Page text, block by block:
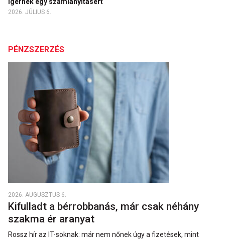
2026. JÚLIUS 6.
PÉNZSZERZÉS
2026. AUGUSZTUS 6.
Kifulladt a bérrobbanás, már csak néhány
szakma ér aranyat
Rossz hír az IT-soknak: már nem nőnek úgy a fizetések, mint